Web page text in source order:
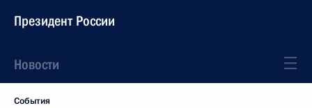
Президент России
Новости
События